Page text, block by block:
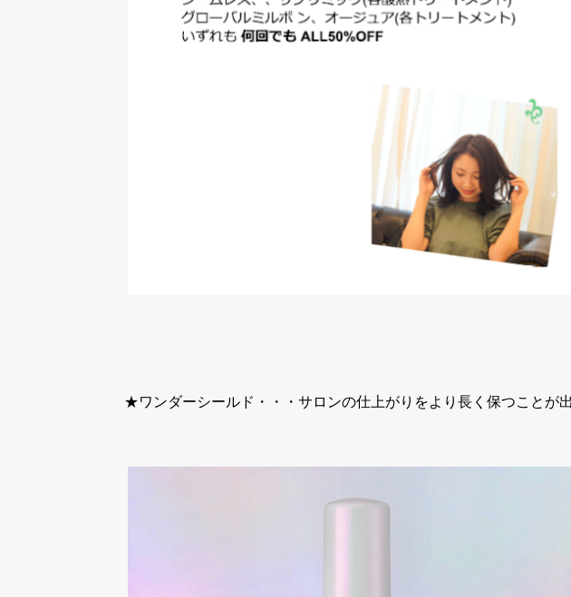
★ワンダーシールド・・・サロンの仕上がりをより長く保つことが